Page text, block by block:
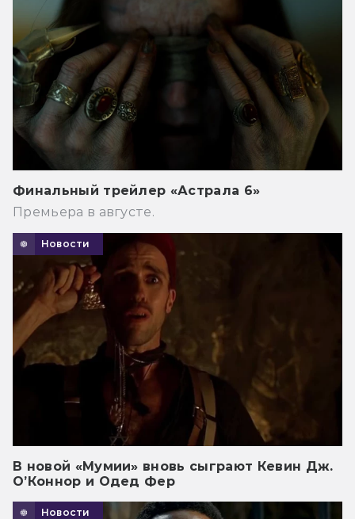
Финальный трейлер «Астрала 6»
Премьера в августе.
Новости
В новой «Мумии» вновь сыграют Кевин Дж.
О’Коннор и Одед Фер
Новости